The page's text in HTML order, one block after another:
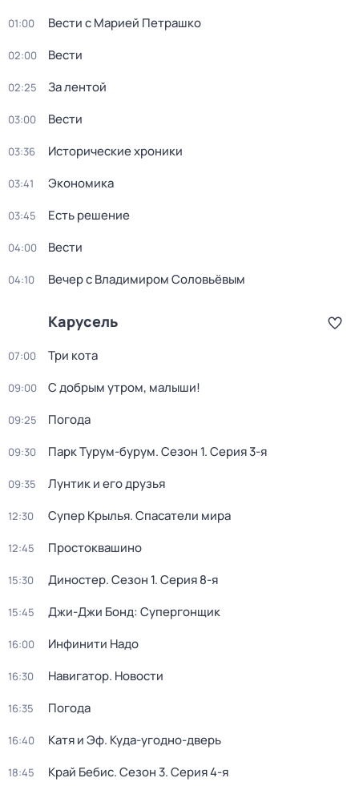
01:00 Вести с Марией Петрашко
02:00 Вести
02:25 За лентой
03:00 Вести
03:36 Исторические хроники
03:41 Экономика
03:45 Есть решение
04:00 Вести
04:10 Вечер с Владимиром Соловьёвым
Карусель
07:00 Три кота
09:00 С добрым утром, малыши!
09:25 Погода
09:30 Парк Турум-бурум. Сезон 1. Серия 3-я
09:35 Лунтик и его друзья
12:30 Супер Крылья. Спасатели мира
12:45 Простоквашино
15:30 Диностер. Сезон 1. Серия 8-я
15:45 Джи-Джи Бонд: Супергонщик
16:00 Инфинити Надо
16:30 Навигатор. Новости
16:35 Погода
16:40 Катя и Эф. Куда-угодно-дверь
18:45 Край Бебис. Сезон 3. Серия 4-я